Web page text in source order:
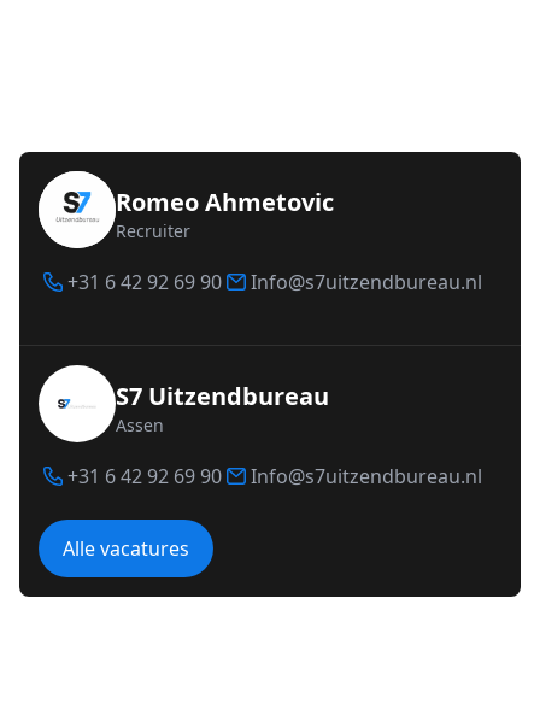
Romeo Ahmetovic
Recruiter
+31 6 42 92 69 90 Info@s7uitzendbureau.nl
S7 Uitzendbureau
Assen
+31 6 42 92 69 90 Info@s7uitzendbureau.nl
Alle vacatures